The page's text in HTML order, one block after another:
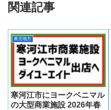
関連記事
東北地方
寒河江市にヨークベニマル
の大型商業施設 2026年春